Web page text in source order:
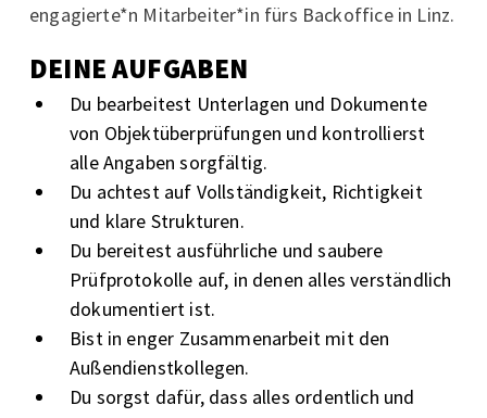
engagierte*n Mitarbeiter*in fürs Backoffice in Linz.
DEINE AUFGABEN
Du bearbeitest Unterlagen und Dokumente
von Objektüberprüfungen und kontrollierst
alle Angaben sorgfältig.
Du achtest auf Vollständigkeit, Richtigkeit
und klare Strukturen.
Du bereitest ausführliche und saubere
Prüfprotokolle auf, in denen alles verständlich
dokumentiert ist.
Bist in enger Zusammenarbeit mit den
Außendienstkollegen.
Du sorgst dafür, dass alles ordentlich und